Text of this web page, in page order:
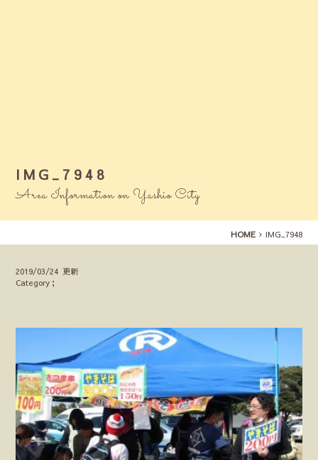
IMG_7948
Area Information on Yashio City
HOME IMG_7948
2019/03/24 更新
Category；